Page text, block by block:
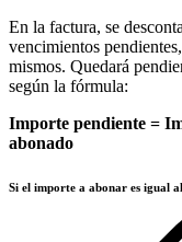
En la factura, se
vencimientos
mismos. Quedará
según la fórmula:
Importe pendiente =
abonado
Si el importe a abonar es igual